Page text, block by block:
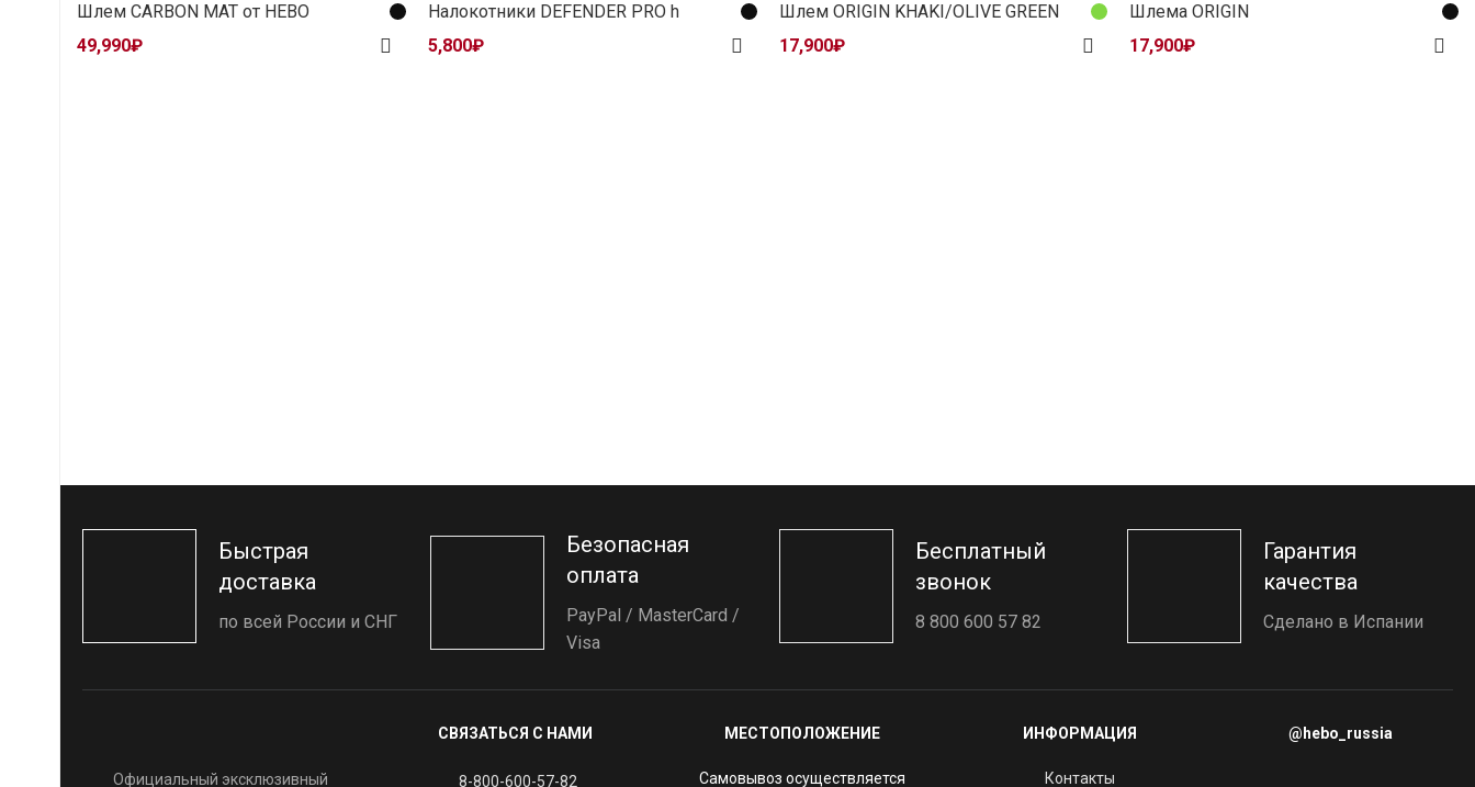
Шлем CARBON MAT от HEBO
49,990₽
Налокотники DEFENDER PRO h
5,800₽
Шлем ORIGIN KHAKI/OLIVE GREEN
17,900₽
Шлема ORIGIN
17,900₽
Быстрая
доставка
по всей России и СНГ
Безопасная
оплата
PayPal / MasterCard /
Visa
Бесплатный
звонок
8 800 600 57 82
Гарантия
качества
Сделано в Испании
Официальный эксклюзивный
СВЯЗАТЬСЯ С НАМИ
8-800-600-57-82
МЕСТОПОЛОЖЕНИЕ
Самовывоз осуществляется
ИНФОРМАЦИЯ
Контакты
@hebo_russia